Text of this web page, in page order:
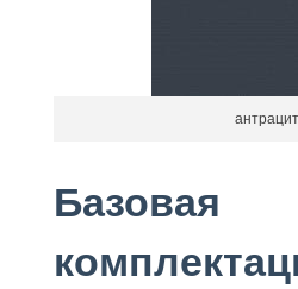
антрацит
Базовая